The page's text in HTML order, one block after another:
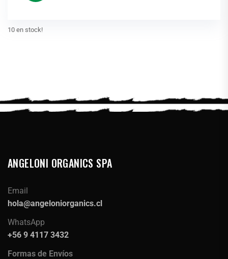
10 en stock!
ANGELONI ORGANICS SPA
Email
hola@angeloniorganics.cl
WhatsApp
+56 9 4117 3432
Formas de Envíos